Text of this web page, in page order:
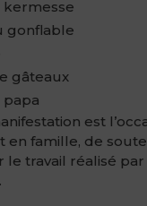
kermesse
gonflable
gâteaux
papa
est
en famille, de
le travail réalisé